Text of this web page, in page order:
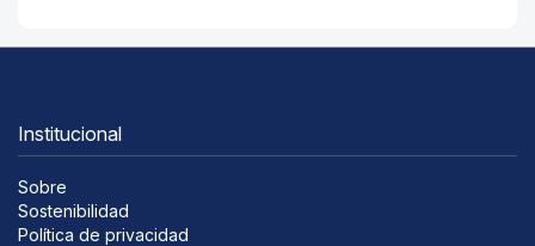
Institucional
Sobre
Sostenibilidad
Política de privacidad